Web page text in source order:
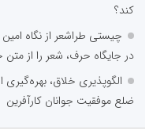
کند؟
چیستی طراشعر از نگاه امین
در جایگاه حرف، شعر را از
الگوپذیری خلاق،
ضلع موفقیت جوانان کارآفرین